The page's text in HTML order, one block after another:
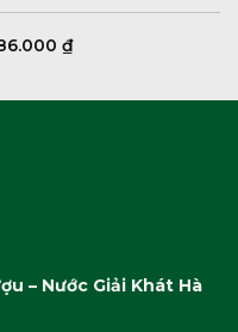
₫
– Nước Giải Khát Hà